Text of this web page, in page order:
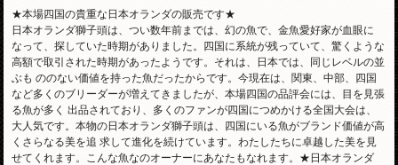
★本場四国の貴重な日本オランダの販売です★
日本オランダ獅子頭は、つい数年前までは、幻の魚で、金魚愛好家が血眼に
なって、探していた時期がありました。四国に系統が残っていて、驚くような
高額で取引された時期があったようです。それは、日本では、同じレベルの並
ぶも ののない価値を持った魚だったからです。今現在は、関東、中部、四国
など多くのブリーダーが増えてきましたが、本場四国の品評会には、目を見張
る魚が多く 出品されており、多くのファンが四国につめかける全国大会は、
大人気です。本物の日本オランダ獅子頭は、四国にいる魚がブランド価値が高
くさらなる美を追 求して進化を続けています。わたしたちに卓越した美を見
せてくれます。こんな魚なのオーナーにあなたもなれます。★日本オランダ